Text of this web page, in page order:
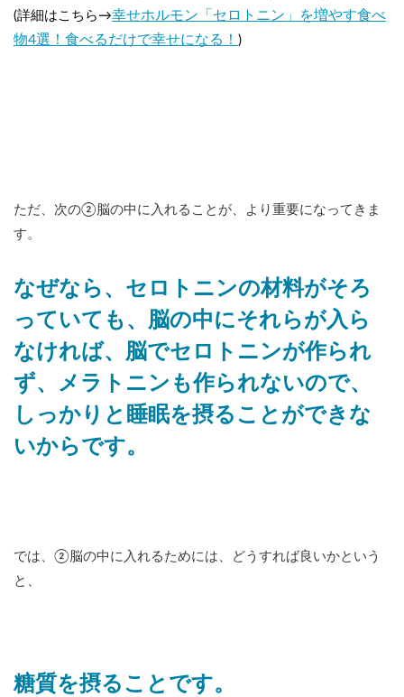
(詳細はこちら→幸せホルモン「セロトニン」を増やす食べ
物4選！食べるだけで幸せになる！ )
ただ、次の②脳の中に入れることが、より重要になってきま
す。
なぜなら、セロトニンの材料がそろ
っていても、脳の中にそれらが入ら
なければ、脳でセロトニンが作られ
ず、メラトニンも作られないので、
しっかりと睡眠を摂ることができな
いからです。
では、②脳の中に入れるためには、どうすれば良いかという
と、
糖質を摂ることです。